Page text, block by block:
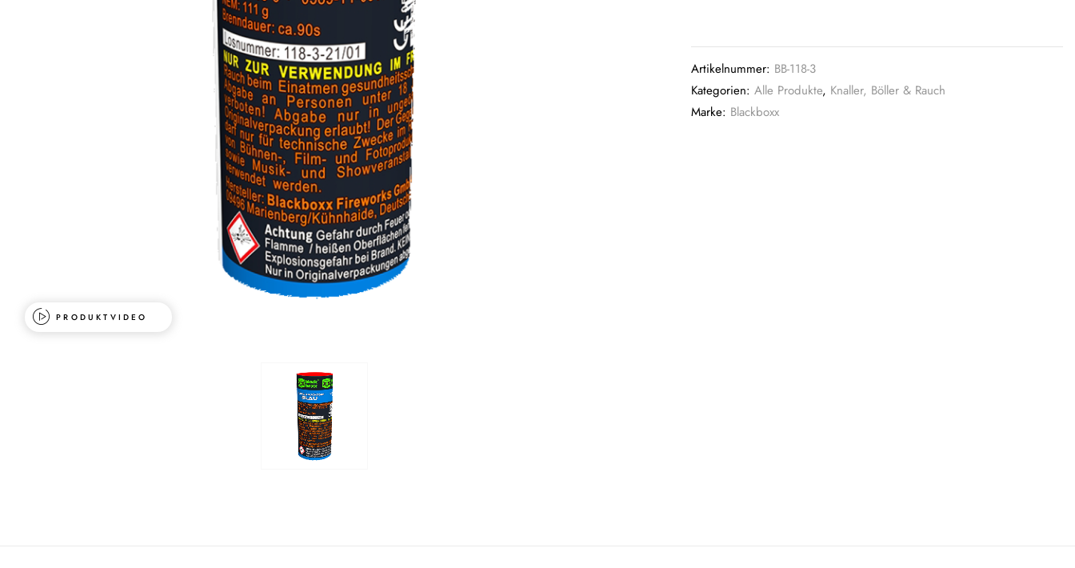
PRODUKTVIDEO
Artikelnummer: BB-118-3
Kategorien: Alle Produkte, Knaller, Böller & Rauch
Marke: Blackboxx